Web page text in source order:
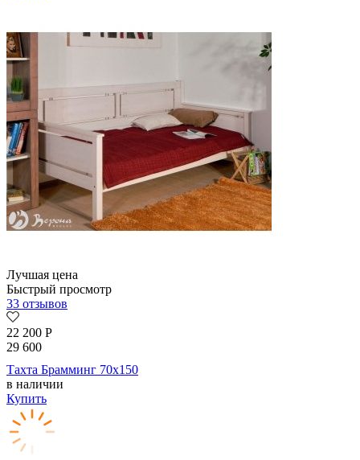
Лучшая цена
Быстрый просмотр
33 отзывов
22 200 Р
29 600
Тахта Брамминг 70х150
в наличии
Купить